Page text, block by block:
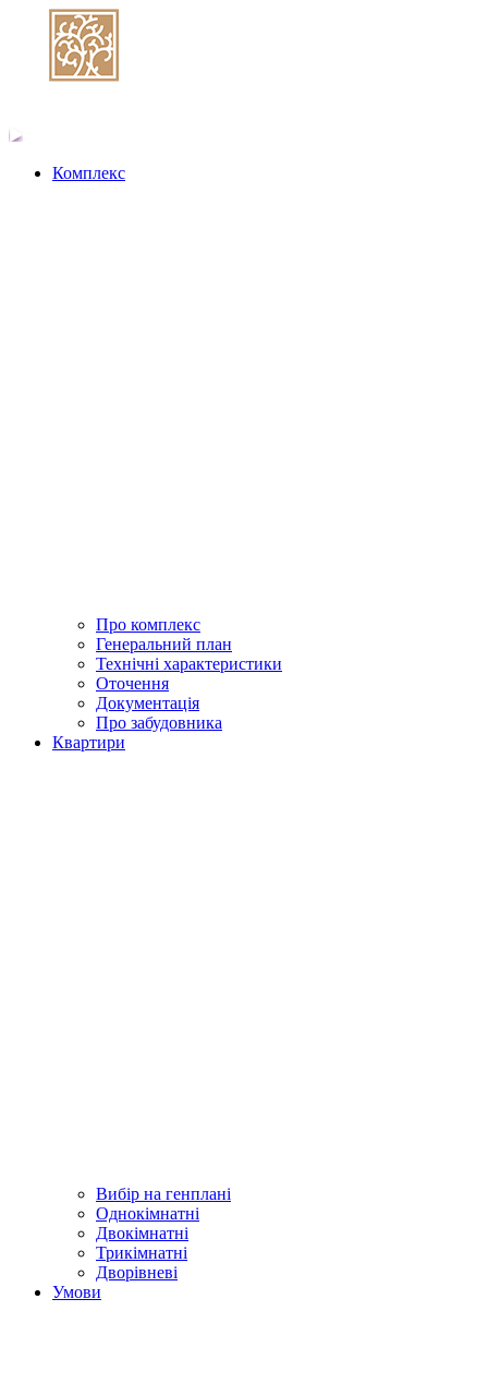
Комплекс
Про комплекс
Генеральний план
Технічні характеристики
Оточення
Документація
Про забудовника
Квартири
Вибір на генплані
Однокімнатні
Двокімнатні
Трикімнатні
Дворівневі
Умови